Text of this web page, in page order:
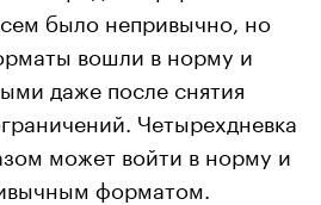
было непривычно, но
вошли в норму и
даже после снятия
Четырехдневка
может войти в норму и
форматом.